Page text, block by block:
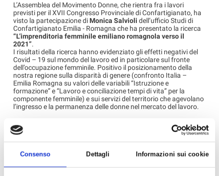
Consenso Dettagli Informazioni sui cookie
L’Assemblea del Movimento Donne, che rientra fra i lavori
previsti per il XVII Congresso Provinciale di Confartigianato, ha
visto la partecipazione di Monica Salvioli dell’ufficio Studi di
Confartigianato Emilia - Romagna che ha presentato la ricerca
“L’imprenditoria femminile emiliano romagnola verso il
2021”.
I risultati della ricerca hanno evidenziato gli effetti negativi del
Covid – 19 sul mondo del lavoro ed in particolare sul fronte
dell’occupazione femminile. Positivo il posizionamento della
nostra regione sulla disparità di genere (confronto Italia –
Emilia Romagna su valori delle variabili “Istruzione e
formazione” e “Lavoro e conciliazione tempi di vita” per la
componente femminile) e sui servizi del territorio che agevolano
l’ingresso e la permanenza delle donne nel mercato del lavoro.
portando i saluti della
e i complimenti
per la realistica “fotografia” emersa dalla ricerca sullo stato di
Parità ha esortato il Movimento Donne di Confartigianato nel
le politiche volte a sostenere la diretta partecipazione delle